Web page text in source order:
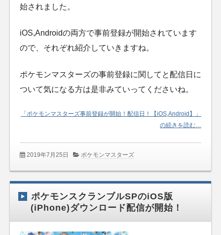
始されました。
iOS,Androidの両方で事前登録が開始されています
ので、それぞれ紹介していきますね。
ポケモンマスターズの事前登録に関してと配信日に
ついて気になる方は是非みていってくださいね。
「ポケモンマスターズ事前登録が開始！配信日！【iOS,Android】」
の続きを読む…
2019年7月25日 ポケモンマスターズ
ポケモンスクランブルSPのiOS版
(iPhone)ダウンロード配信が開始！